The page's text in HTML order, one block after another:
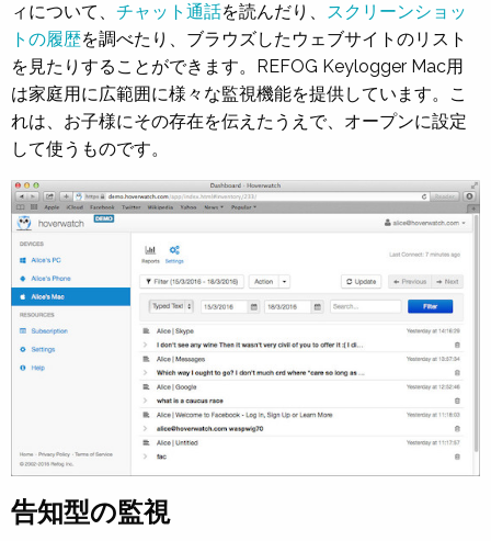
ィについて、 チャット通話を読んだり、 スクリーンショッ
トの履歴を調べたり、ブラウズしたウェブサイトのリスト
を見たりすることができます。REFOG Keylogger Mac用
は家庭用に広範囲に様々な監視機能を提供しています。こ
れは、お子様にその存在を伝えたうえで、オープンに設定
して使うものです。
告知型の監視